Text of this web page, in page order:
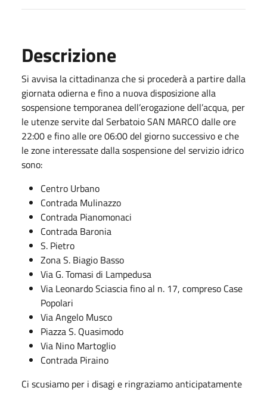
Descrizione
Si avvisa la cittadinanza che si procederà a partire dalla
giornata odierna e fino a nuova disposizione alla
sospensione temporanea dell’erogazione dell’acqua, per
le utenze servite dal Serbatoio SAN MARCO dalle ore
22:00 e fino alle ore 06:00 del giorno successivo e che
le zone interessate dalla sospensione del servizio idrico
sono:
Centro Urbano
Contrada Mulinazzo
Contrada Pianomonaci
Contrada Baronia
S. Pietro
Zona S. Biagio Basso
Via G. Tomasi di Lampedusa
Via Leonardo Sciascia fino al n. 17, compreso Case
Popolari
Via Angelo Musco
Piazza S. Quasimodo
Via Nino Martoglio
Contrada Piraino
Ci scusiamo per i disagi e ringraziamo anticipatamente